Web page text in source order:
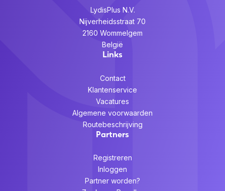
LydisPlus N.V.
Nijverheidsstraat 70
2160 Wommelgem
België
Links
Contact
Klantenservice
Vacatures
Algemene voorwaarden
Routebeschrijving
Partners
Registreren
Inloggen
Partner worden?